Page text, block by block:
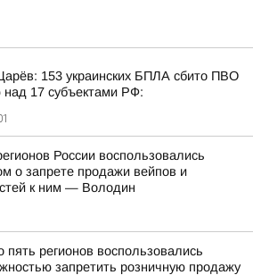
153 украинских БПЛА сбито ПВО
над 17 субъектами РФ:
России воспользовались
о запрете продажи вейпов и
к ним — Володин
пять регионов воспользовались
запретить розничную продажу